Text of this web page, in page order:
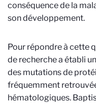
conséquence de la
son développement.
Pour répondre à cette
de recherche a établi
des mutations de
fréquemment
hématologiques.